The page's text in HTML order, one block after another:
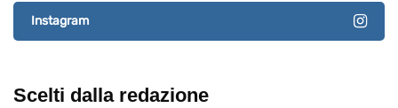
Instagram
Scelti dalla redazione